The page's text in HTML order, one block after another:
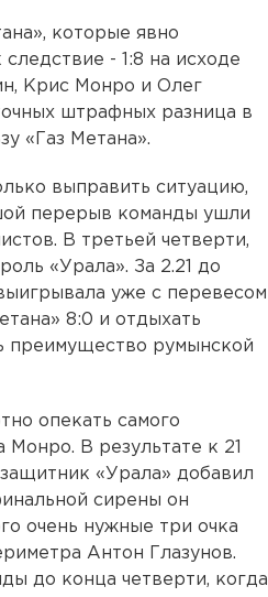
которые явно
- 1:8 на исходе
Крис Монро и Олег
штрафных разница в
«Газ Метана».
выправить ситуацию,
перерыв команды ушли
В третьей четверти,
«Урала». За 2.21 до
уже с перевесом
8:0 и отдыхать
преимущество румынской
опекать самого
В результате к 21
«Урала» добавил
сирены он
очень нужные три очка
Антон Глазунов.
до конца четверти, когда